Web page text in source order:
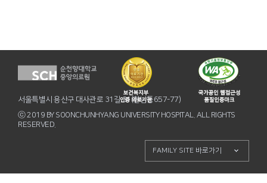
서울특별시 용산구 대사관로 31길 31(한남동657-77)
ⓒ 2019 BY SOONCHUNHYANG UNIVERSITY HOSPITAL. ALL RIGHTS
RESERVED.
FAMILY SITE 바로가기